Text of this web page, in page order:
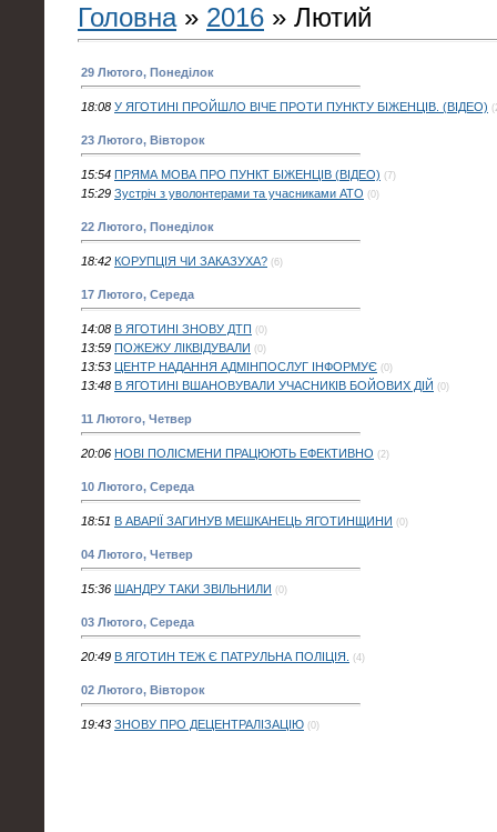
Головна» 2016 » Лютий
29 Лютого, Понеділок
18:08 У ЯГОТИНІ ПРОЙШЛО ВІЧЕ ПРОТИ ПУНКТУ БІЖЕНЦІВ. (ВІДЕО)
23 Лютого, Вівторок
15:54 ПРЯМА МОВА ПРО ПУНКТ БІЖЕНЦІВ (ВІДЕО) (7)
15:29 Зустріч з уволонтерами та учасниками АТО (0)
22 Лютого, Понеділок
18:42 КОРУПЦІЯ ЧИ ЗАКАЗУХА? (6)
17 Лютого, Середа
14:08 В ЯГОТИНІ ЗНОВУ ДТП (0)
13:59 ПОЖЕЖУ ЛІКВІДУВАЛИ (0)
13:53 ЦЕНТР НАДАННЯ АДМІНПОСЛУГ ІНФОРМУЄ (0)
13:48 В ЯГОТИНІ ВШАНОВУВАЛИ УЧАСНИКІВ БОЙОВИХ ДІЙ (0)
11 Лютого, Четвер
20:06 НОВІ ПОЛІСМЕНИ ПРАЦЮЮТЬ ЕФЕКТИВНО (2)
10 Лютого, Середа
18:51 В АВАРІЇ ЗАГИНУВ МЕШКАНЕЦЬ ЯГОТИНЩИНИ (0)
04 Лютого, Четвер
15:36 ШАНДРУ ТАКИ ЗВІЛЬНИЛИ (0)
03 Лютого, Середа
20:49 В ЯГОТИН ТЕЖ Є ПАТРУЛЬНА ПОЛІЦІЯ. (4)
02 Лютого, Вівторок
19:43 ЗНОВУ ПРО ДЕЦЕНТРАЛІЗАЦІЮ (0)